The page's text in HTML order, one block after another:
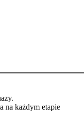
na każdym etapie